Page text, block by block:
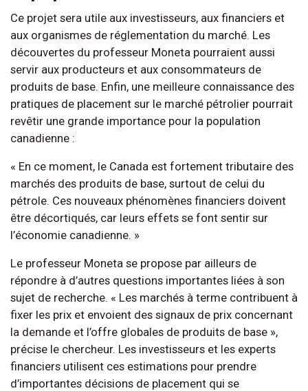
Ce projet sera utile aux investisseurs, aux financiers et
aux organismes de réglementation du marché. Les
découvertes du professeur Moneta pourraient aussi
servir aux producteurs et aux consommateurs de
produits de base. Enfin, une meilleure connaissance des
pratiques de placement sur le marché pétrolier pourrait
revêtir une grande importance pour la population
canadienne :
« En ce moment, le Canada est fortement tributaire des
marchés des produits de base, surtout de celui du
pétrole. Ces nouveaux phénomènes financiers doivent
être décortiqués, car leurs effets se font sentir sur
l’économie canadienne. »
Le professeur Moneta se propose par ailleurs de
répondre à d’autres questions importantes liées à son
sujet de recherche. « Les marchés à terme contribuent à
fixer les prix et envoient des signaux de prix concernant
la demande et l’offre globales de produits de base »,
précise le chercheur. Les investisseurs et les experts
financiers utilisent ces estimations pour prendre
d’importantes décisions de placement qui se